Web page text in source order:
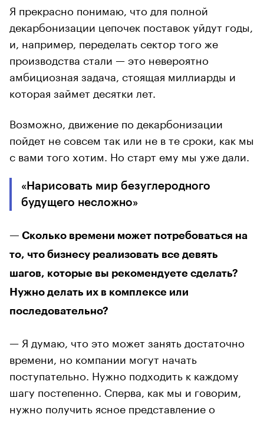
Я прекрасно понимаю, что для полной
декарбонизации цепочек поставок уйдут годы,
и, например, переделать сектор того же
производства стали — это невероятно
амбициозная задача, стоящая миллиарды и
которая займет десятки лет.
Возможно, движение по декарбонизации
пойдет не совсем так или не в те сроки, как мы
с вами того хотим. Но старт ему мы уже дали.
«Нарисовать мир безуглеродного
будущего несложно»
— Сколько времени может потребоваться на
то, что бизнесу реализовать все девять
шагов, которые вы рекомендуете сделать?
Нужно делать их в комплексе или
последовательно?
— Я думаю, что это может занять достаточно
времени, но компании могут начать
поступательно. Нужно подходить к каждому
шагу постепенно. Сперва, как мы и говорим,
нужно получить ясное представление о